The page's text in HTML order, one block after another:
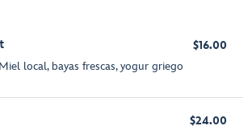
local, bayas frescas, yogur griego
$16.00
$24.00